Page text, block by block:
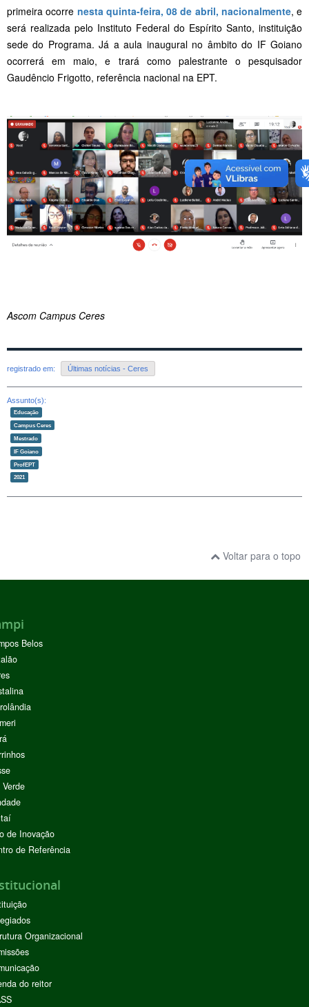
primeira ocorre nesta quinta-feira, 08 de abril, nacionalmente, e
será realizada pelo Instituto Federal do Espírito Santo, instituição
sede do Programa. Já a aula inaugural no âmbito do IF Goiano
ocorrerá em maio, e trará como palestrante o pesquisador
Gaudêncio Frigotto, referência nacional na EPT.
Ascom Campus Ceres
registrado em: Últimas notícias - Ceres
Assunto(s):
Educação
Campus Ceres
Mestrado
IF Goiano
ProfEPT
2021
Voltar para o topo
Belos
de Inovação
de Referência
Organizacional
do reitor